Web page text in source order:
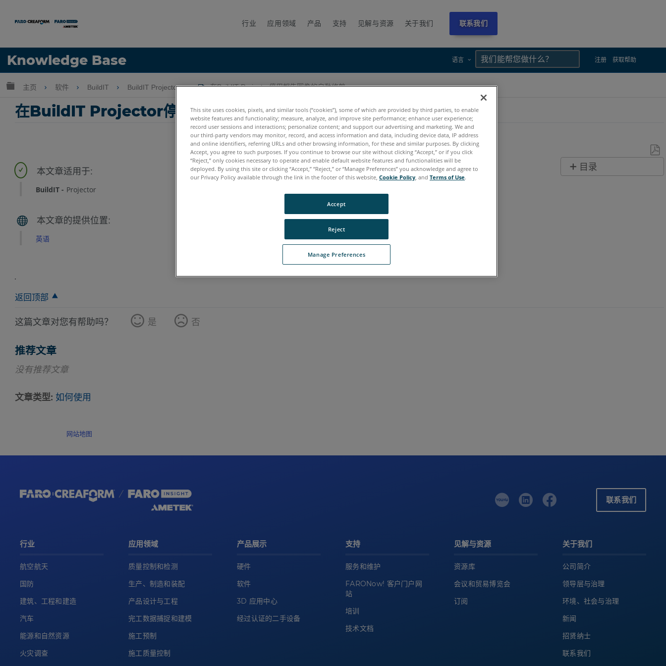
行业 应用领域 产品 支持 见解与资源 关于我们 联系我们
Knowledge Base 语言 注册 获取帮助
语言
扩展/隐缩全局层次
主页 软件 BuildIT BuildIT Projector 在BuildIT Projector停用報告圖像的自動修剪
在BuildIT Projector停用報告圖像的自動修剪
存
目录
BuildIT Projector
英语
返回顶部
这篇文章对您有帮助吗？ 是 否
推荐文章
没有推荐文章
文章类型 如何使用
网站地图
联系我们
行业
航空航天
国防
建筑、工程和建造
汽车
能源和自然资源
火灾调查
应用领域
质量控制和检测
生产、制造和装配
产品设计与工程
完工数据捕捉和建模
施工预制
施工质量控制
产品展示
硬件
软件
3D 应用中心
经过认证的二手设备
支持
服务和维护
FARONow! 客户门户网
站
培训
技术文档
见解与资源
资源库
会议和贸易博览会
订阅
关于我们
公司简介
领导层与治理
环境、社会与治理
新闻
招贤纳士
联系我们
This site uses cookies, pixels, and similar tools (“cookies”), some of which are provided by third parties, to enable
website features and functionality; measure, analyze, and improve site performance; enhance user experience;
record user sessions and interactions; personalize content; and support our advertising and marketing. We and
our third-party vendors may monitor, record, and access information and data, including device data, IP address
and online identifiers, referring URLs and other browsing information, for these and similar purposes. By clicking
Accept, you agree to such purposes. If you continue to browse our site without clicking “Accept,” or if you click
“Reject,” only cookies necessary to operate and enable default website features and functionalities will be
deployed. By using this site or clicking “Accept,” “Reject,” or “Manage Preferences” you acknowledge and agree to
our Privacy Policy available through the link in the footer of this website, Cookie Policy, and Terms of Use.
Manage Preferences
Reject
Accept